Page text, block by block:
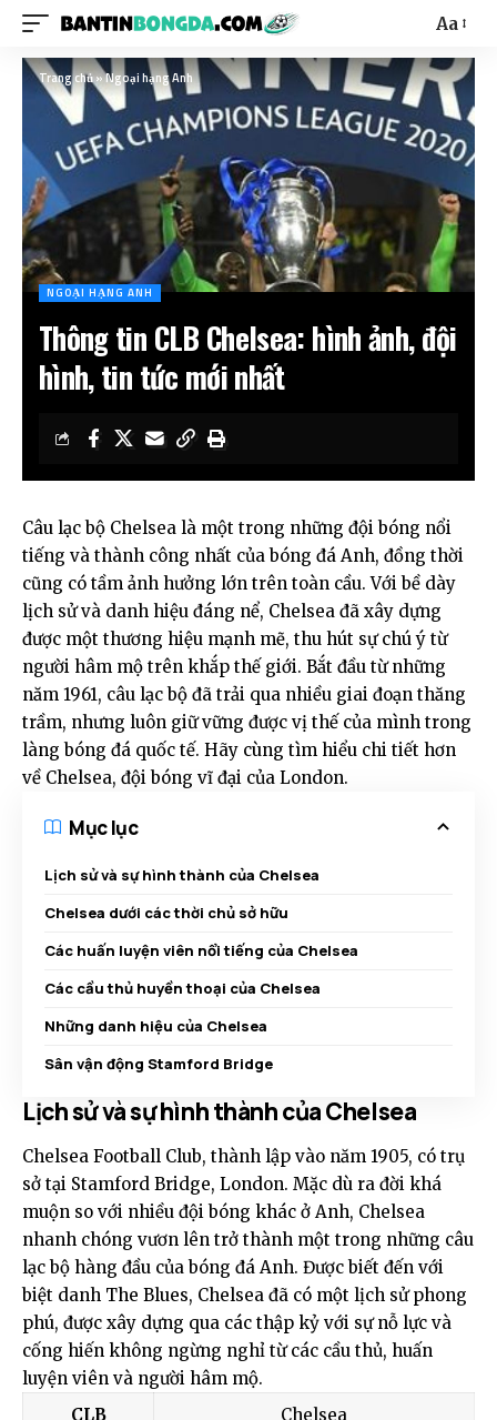
Aa
Trang chủ»Ngoại hạng Anh
NGOẠI HẠNG ANH
Thông tin CLB Chelsea: hình ảnh, đội
hình, tin tức mới nhất
Câu lạc bộ Chelsea là một trong những đội bóng nổi
tiếng và thành công nhất của bóng đá Anh, đồng thời
cũng có tầm ảnh hưởng lớn trên toàn cầu. Với bề dày
lịch sử và danh hiệu đáng nể, Chelsea đã xây dựng
được một thương hiệu mạnh mẽ, thu hút sự chú ý từ
người hâm mộ trên khắp thế giới. Bắt đầu từ những
năm 1961, câu lạc bộ đã trải qua nhiều giai đoạn thăng
trầm, nhưng luôn giữ vững được vị thế của mình trong
làng bóng đá quốc tế. Hãy cùng tìm hiểu chi tiết hơn
về Chelsea, đội bóng vĩ đại của London.
Mục lục
Lịch sử và sự hình thành của Chelsea
Chelsea dưới các thời chủ sở hữu
Các huấn luyện viên nổi tiếng của Chelsea
Các cầu thủ huyền thoại của Chelsea
Những danh hiệu của Chelsea
Sân vận động Stamford Bridge
Lịch sử và sự hình thành của Chelsea
Chelsea Football Club, thành lập vào năm 1905, có trụ
sở tại Stamford Bridge, London. Mặc dù ra đời khá
muộn so với nhiều đội bóng khác ở Anh, Chelsea
nhanh chóng vươn lên trở thành một trong những câu
lạc bộ hàng đầu của bóng đá Anh. Được biết đến với
biệt danh The Blues, Chelsea đã có một lịch sử phong
phú, được xây dựng qua các thập kỷ với sự nỗ lực và
cống hiến không ngừng nghỉ từ các cầu thủ, huấn
luyện viên và người hâm mộ.
CLB
Chelsea